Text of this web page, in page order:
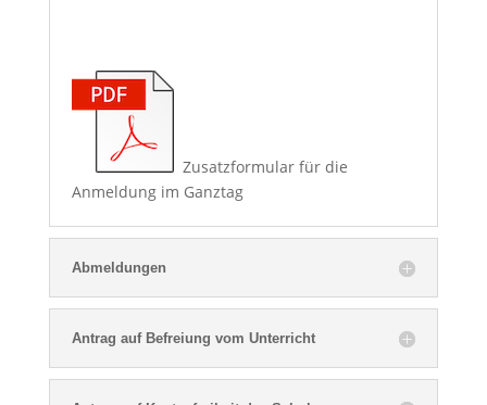
Zusatzformular für die
Anmeldung im Ganztag
Abmeldungen
Antrag auf Befreiung vom Unterricht